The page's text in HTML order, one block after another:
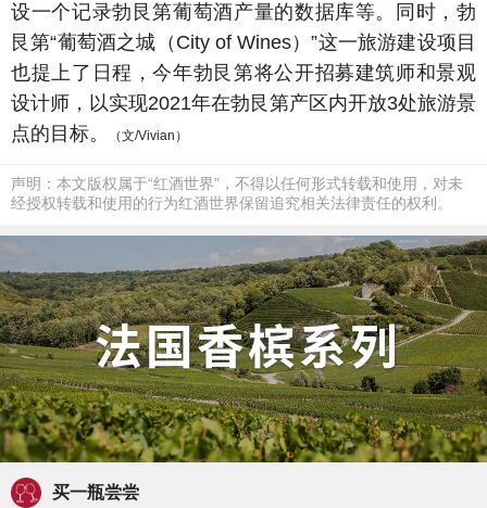
设一个记录勃艮第葡萄酒产量的数据库等。同时，勃
艮第“葡萄酒之城（City of Wines）”这一旅游建设项目
也提上了日程，今年勃艮第将公开招募建筑师和景观
设计师，以实现2021年在勃艮第产区内开放3处旅游景
点的目标。
（文/Vivian）
声明：本文版权属于“红酒世界”，不得以任何形式转载和使用，对未
经授权转载和使用的行为红酒世界保留追究相关法律责任的权利。
买一瓶尝尝